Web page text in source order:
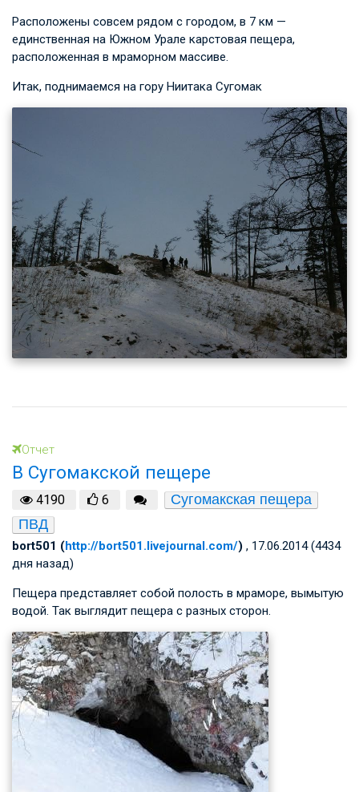
Расположены совсем рядом с городом, в 7 км —
единственная на Южном Урале карстовая пещера,
расположенная в мраморном массиве.
Итак, поднимаемся на гору Ниитака Сугомак
Отчет
В Сугомакской пещере
4190 6
Сугомакская пещера
ПВД
bort501 (http://bort501.livejournal.com/) , 17.06.2014 (4434
дня назад)
Пещера представляет собой полость в мраморе, вымытую
водой. Так выглядит пещера с разных сторон.